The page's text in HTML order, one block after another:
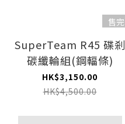
售完
SuperTeam R45 碟剎
碳纖輪組(鋼輻條)
HK$3,150.00
HK$4,500.00